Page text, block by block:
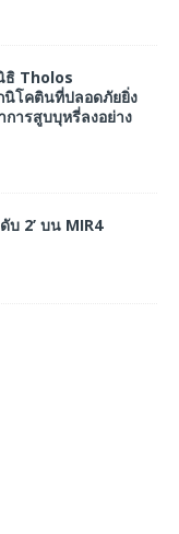
ธิ Tholos
นิโคตินที่ปลอดภัยยิ่ง
ารสูบบุหรี่ลงอย่าง
บ 2’ บน MIR4